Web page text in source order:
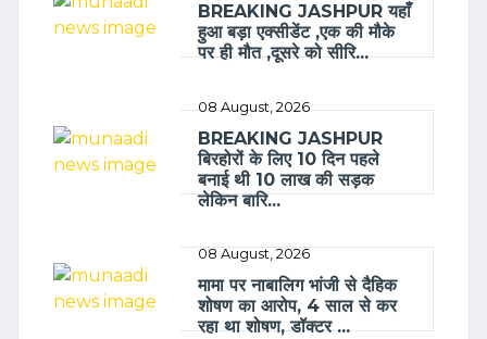
BREAKING JASHPUR यहाँ
हुआ बड़ा एक्सीडेंट ,एक की मौके
पर ही मौत ,दूसरे को सीरि...
08 August, 2026
BREAKING JASHPUR
बिरहोरों के लिए 10 दिन पहले
बनाई थी 10 लाख की सड़क
लेकिन बारि...
08 August, 2026
मामा पर नाबालिग भांजी से दैहिक
शोषण का आरोप, 4 साल से कर
रहा था शोषण, डॉक्टर ...